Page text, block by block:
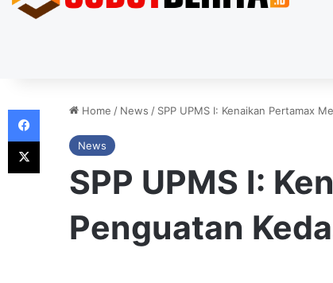
Home / News / SPP UPMS I: Kenaikan Pertamax
News
SPP UPMS I:
Penguatan
Facebook
X